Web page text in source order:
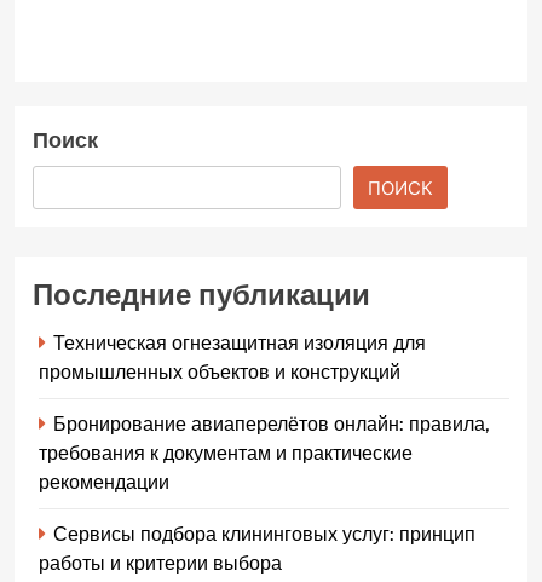
Поиск
ПОИСК
Последние публикации
Техническая огнезащитная изоляция для
промышленных объектов и конструкций
Бронирование авиаперелётов онлайн: правила,
требования к документам и практические
рекомендации
Сервисы подбора клининговых услуг: принцип
работы и критерии выбора